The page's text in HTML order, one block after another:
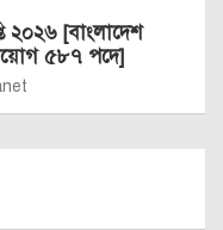
২০২৬ [বাংলাদেশ
৫৮৭ পদে]